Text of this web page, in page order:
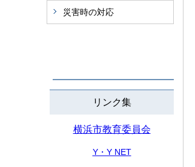
災害時の対応
リンク集
横浜市教育委員会
Y・Y NET